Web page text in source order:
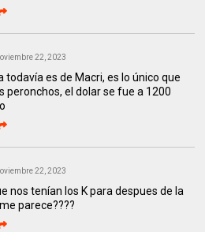
22, 2023
todavía es de Macri, es lo único que
peronchos, el dolar se fue a 1200
22, 2023
nos tenían los K para despues de la
parece????